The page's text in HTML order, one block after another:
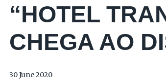
“HOTEL
CHEGA AO
30 June 2020